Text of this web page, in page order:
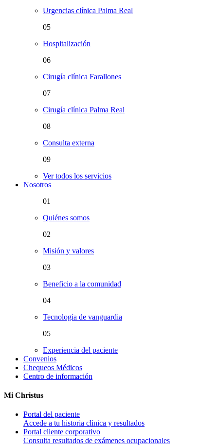
Urgencias clínica Palma Real
05
Hospitalización
06
Cirugía clínica Farallones
07
Cirugía clínica Palma Real
08
Consulta externa
09
Ver todos los servicios
Nosotros
01
Quiénes somos
02
Misión y valores
03
Beneficio a la comunidad
04
Tecnología de vanguardia
05
Experiencia del paciente
Convenios
Chequeos Médicos
Centro de información
Mi Christus
Portal del paciente
Accede a tu historia clínica y resultados
Portal cliente corporativo
Consulta resultados de exámenes ocupacionales